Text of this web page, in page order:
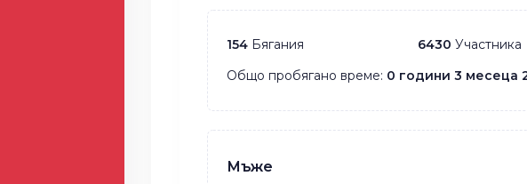
154 Бягания 6430 Участника
Общо пробягано време: 0 години 3 месеца
Мъже